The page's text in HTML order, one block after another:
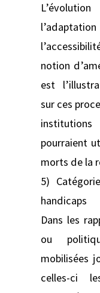
notion
est
sur ces
pourraient
morts de la
5)
handicaps
Dans les
ou
mobilisées
celles-ci